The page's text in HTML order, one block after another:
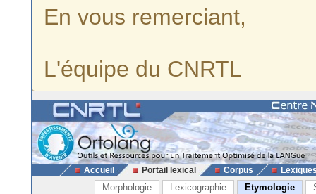
En vous remerciant,
L'équipe du CNRTL
Accueil Portail lexical Corpus
Morphologie Lexicographie Etymologie